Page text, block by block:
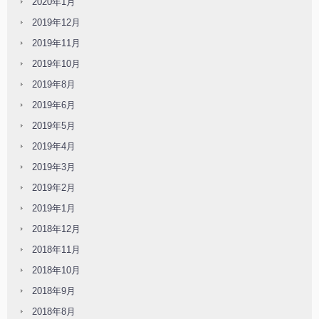
2019年12月
2019年11月
2019年10月
2019年8月
2019年6月
2019年5月
2019年4月
2019年3月
2019年2月
2019年1月
2018年12月
2018年11月
2018年10月
2018年9月
2018年8月